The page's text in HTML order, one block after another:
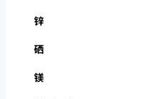
锌
硒
镁